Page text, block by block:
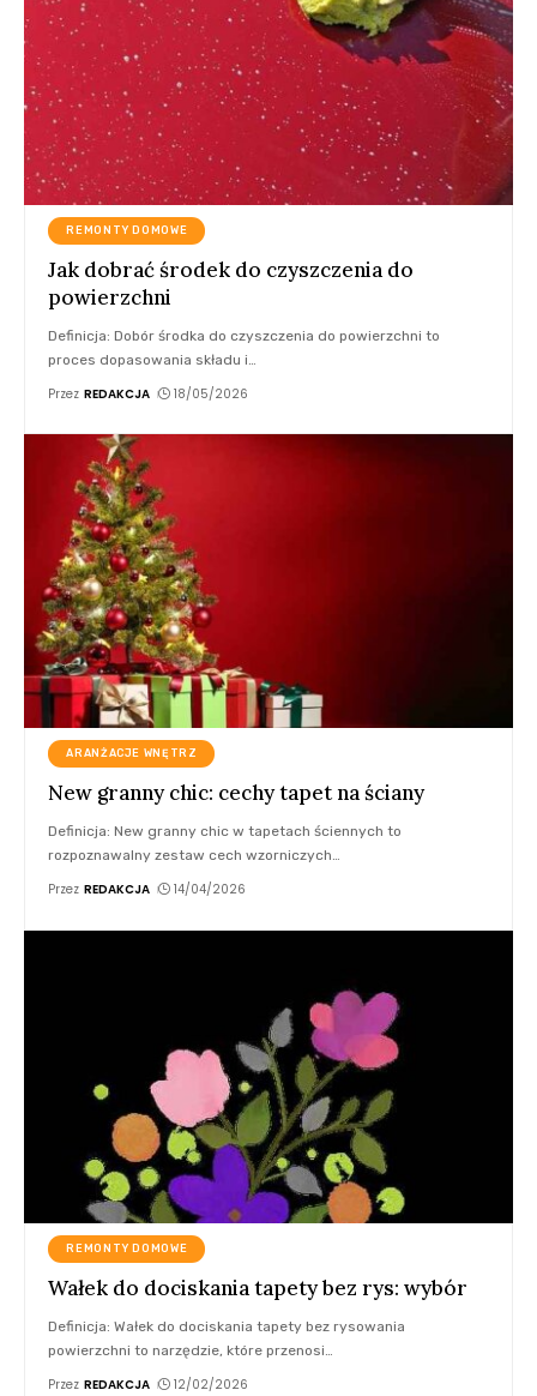
REMONTY DOMOWE
Jak dobrać środek do czyszczenia do
powierzchni
Definicja: Dobór środka do czyszczenia do powierzchni to
proces dopasowania składu i…
Przez REDAKCJA 18/05/2026
ARANŻACJE WNĘTRZ
New granny chic: cechy tapet na ściany
Definicja: New granny chic w tapetach ściennych to
rozpoznawalny zestaw cech wzorniczych…
Przez REDAKCJA 14/04/2026
REMONTY DOMOWE
Wałek do dociskania tapety bez rys: wybór
Definicja: Wałek do dociskania tapety bez rysowania
powierzchni to narzędzie, które przenosi…
Przez REDAKCJA 12/02/2026